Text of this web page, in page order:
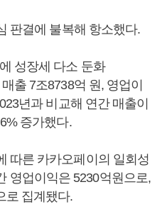
판결에 불복해 항소했다.
성장세 다소 둔화
출 7조8738억 원, 영업이
년과 비교해 연간 매출이
증가했다.
따른 카카오페이의 일회성
영업이익은 5230억원으로,
로 집계됐다.